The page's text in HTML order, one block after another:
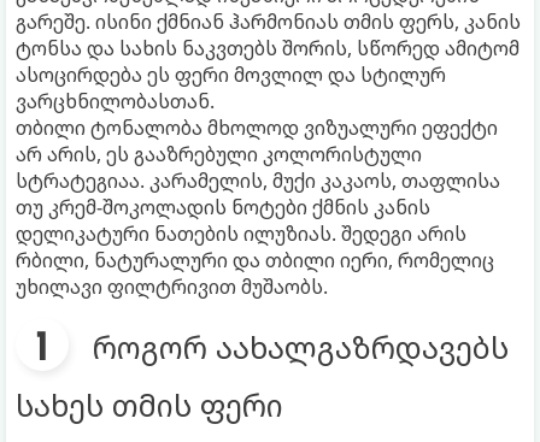
გარეშე. ისინი ქმნიან ჰარმონიას თმის ფერს, კანის
ტონსა და სახის ნაკვთებს შორის, სწორედ ამიტომ
ასოცირდება ეს ფერი მოვლილ და სტილურ
ვარცხნილობასთან.
თბილი ტონალობა მხოლოდ ვიზუალური ეფექტი
არ არის, ეს გააზრებული კოლორისტული
სტრატეგიაა. კარამელის, მუქი კაკაოს, თაფლისა
თუ კრემ-შოკოლადის ნოტები ქმნის კანის
დელიკატური ნათების ილუზიას. შედეგი არის
რბილი, ნატურალური და თბილი იერი, რომელიც
უხილავი ფილტრივით მუშაობს.
როგორ აახალგაზრდავებს
სახეს თმის ფერი